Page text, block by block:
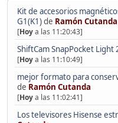
Kit de accesorios
G1(K1)de Ramón Cutanda
[Hoya las 11:20:43]
ShiftCam SnapPocket Light
[Hoya las 11:10:49]
mejor formato para
de Ramón Cutanda
[Hoya las 11:02:41]
Los televisores Hisense